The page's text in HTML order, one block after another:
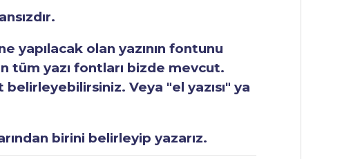
yapılacak olan yazının fontunu
tüm yazı fontları bizde mevcut.
Veya "el yazısı" ya
birini belirleyip yazarız.